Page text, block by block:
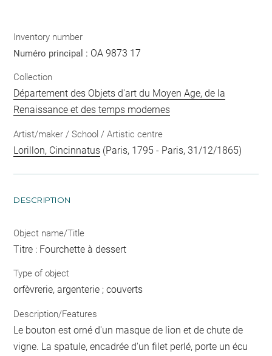
Inventory number
Numéro principal : OA 9873 17
Collection
Département des Objets d'art du Moyen Age, de la
Renaissance et des temps modernes
Artist/maker / School / Artistic centre
Lorillon, Cincinnatus (Paris, 1795 - Paris, 31/12/1865)
DESCRIPTION
Object name/Title
Titre : Fourchette à dessert
Type of object
orfèvrerie, argenterie ; couverts
Description/Features
Le bouton est orné d'un masque de lion et de chute de
vigne. La spatule, encadrée d'un filet perlé, porte un écu